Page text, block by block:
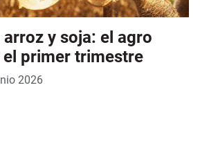
y soja: el agro
el primer trimestre
2026